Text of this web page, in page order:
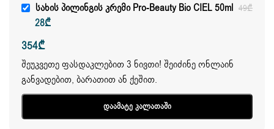
Სახის Პილინგის Კრემი Pro-Beauty Bio CIEL 50ml 49₾
28₾
354₾
შეუკვეთე ფასდაკლებით 3 ნივთი! შეიძინე ონლაინ
განვადებით, ბარათით ან ქეშით.
Დაამატე Კალათაში